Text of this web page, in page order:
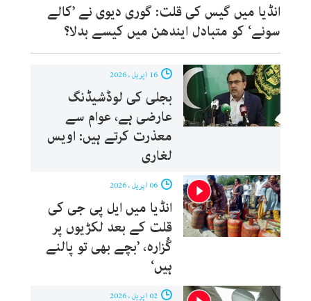
انڈیا میں گیس کی قلت: گوری دیوی نے ’کالے
سونے‘ کو متبادل ایندھن میں کیسے بدلا؟
بجلی کی لوڈشیڈنگ
عارضی ہے، عوام سے
معذرت کرتے ہیں: اویس
لغاری
انڈیا میں ایل پی جی کی
قلت کے بعد لکڑیوں پر
گُزارہ، ’بچے بھی تو پالنے
ہیں‘